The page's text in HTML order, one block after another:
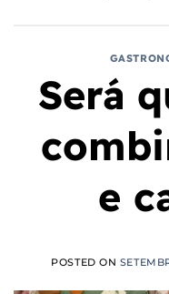
Será
e
POSTED ON